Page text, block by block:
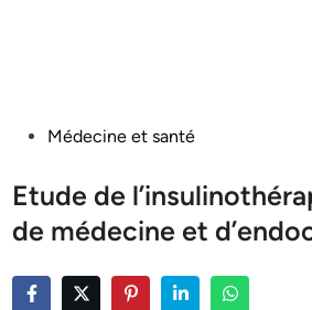
PostedMédecine et santé
Etude de
de médecine et